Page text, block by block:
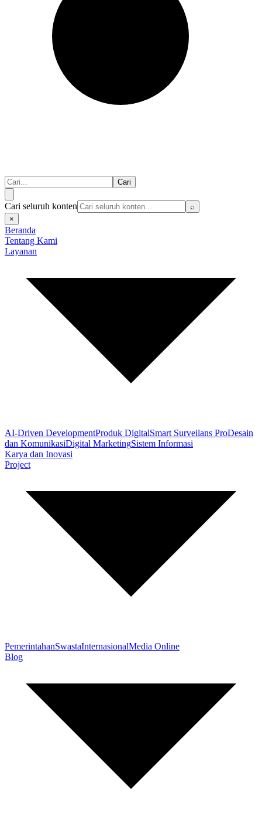
Cari
Cari seluruh konten
⌕
×
Beranda
Tentang Kami
Layanan
AI-Driven DevelopmentProduk DigitalSmart Surveilans ProDesain
dan KomunikasiDigital MarketingSistem Informasi
Karya dan Inovasi
Project
PemerintahanSwastaInternasionalMedia Online
Blog